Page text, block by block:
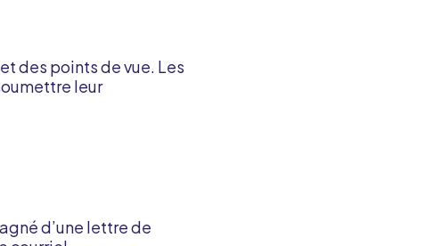
des points de vue. Les
leur
d’une lettre de